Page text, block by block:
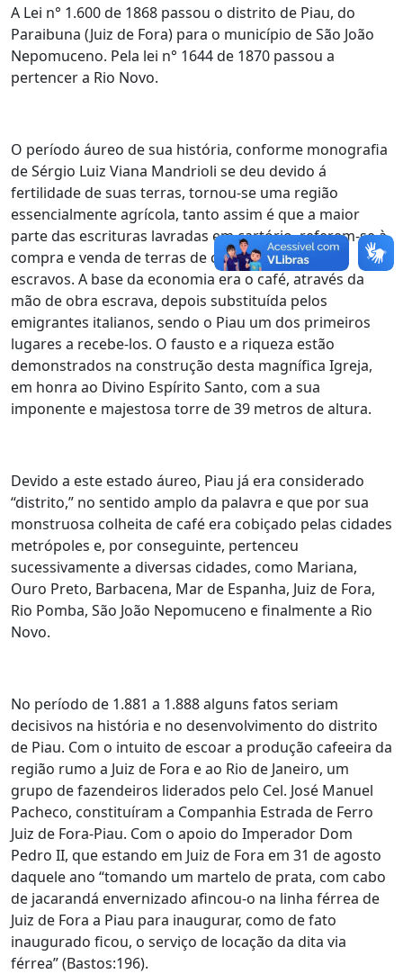
A Lei n° 1.600 de 1868 passou o distrito de Piau, do
Paraibuna (Juiz de Fora) para o município de São João
Nepomuceno. Pela lei n° 1644 de 1870 passou a
pertencer a Rio Novo.
O período áureo de sua história, conforme monografia
de Sérgio Luiz Viana Mandrioli se deu devido á
fertilidade de suas terras, tornou-se uma região
essencialmente agrícola, tanto assim é que a maior
parte das escrituras lavradas em cartório, referem-se à
compra e venda de terras de cultura e compra de
escravos. A base da economia era o café, através da
mão de obra escrava, depois substituída pelos
emigrantes italianos, sendo o Piau um dos primeiros
lugares a recebe-los. O fausto e a riqueza estão
demonstrados na construção desta magnífica Igreja,
em honra ao Divino Espírito Santo, com a sua
imponente e majestosa torre de 39 metros de altura.
Devido a este estado áureo, Piau já era considerado
“distrito,” no sentido amplo da palavra e que por sua
monstruosa colheita de café era cobiçado pelas cidades
metrópoles e, por conseguinte, pertenceu
sucessivamente a diversas cidades, como Mariana,
Ouro Preto, Barbacena, Mar de Espanha, Juiz de Fora,
Rio Pomba, São João Nepomuceno e finalmente a Rio
Novo.
No período de 1.881 a 1.888 alguns fatos seriam
decisivos na história e no desenvolvimento do distrito
de Piau. Com o intuito de escoar a produção cafeeira da
região rumo a Juiz de Fora e ao Rio de Janeiro, um
grupo de fazendeiros liderados pelo Cel. José Manuel
Pacheco, constituíram a Companhia Estrada de Ferro
Juiz de Fora-Piau. Com o apoio do Imperador Dom
Pedro II, que estando em Juiz de Fora em 31 de agosto
daquele ano “tomando um martelo de prata, com cabo
de jacarandá envernizado afincou-o na linha férrea de
Juiz de Fora a Piau para inaugurar, como de fato
inaugurado ficou, o serviço de locação da dita via
férrea” (Bastos:196).